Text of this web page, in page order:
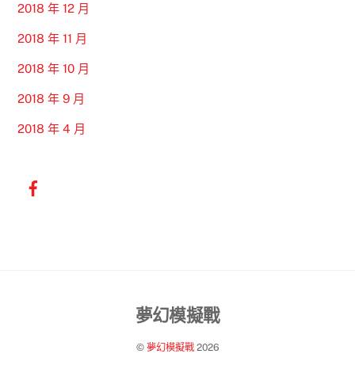
2018 年 12 月
2018 年 11 月
2018 年 10 月
2018 年 9 月
2018 年 4 月
Back
Top
夢幻模擬戰
© 夢幻模擬戰2026